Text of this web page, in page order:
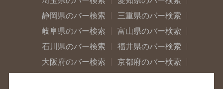
静岡県のバー検索
三重県のバー検索
岐阜県のバー検索
富山県のバー検索
石川県のバー検索
福井県のバー検索
大阪府のバー検索
京都府のバー検索